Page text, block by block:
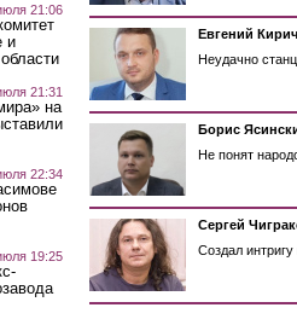
21:06
и
21:31
на
22:34
19:25
Евгений
Неудачно
Борис
Не понят
Сергей
Создал